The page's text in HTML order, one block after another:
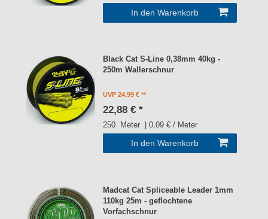
In den Warenkorb
Black Cat S-Line 0,38mm 40kg -
250m Wallerschnur
UVP 24,99 €
22,88 € *
250 Meter | 0,09 € / Meter
In den Warenkorb
Madcat Cat Spliceable Leader 1mm
110kg 25m - geflochtene
Vorfachschnur